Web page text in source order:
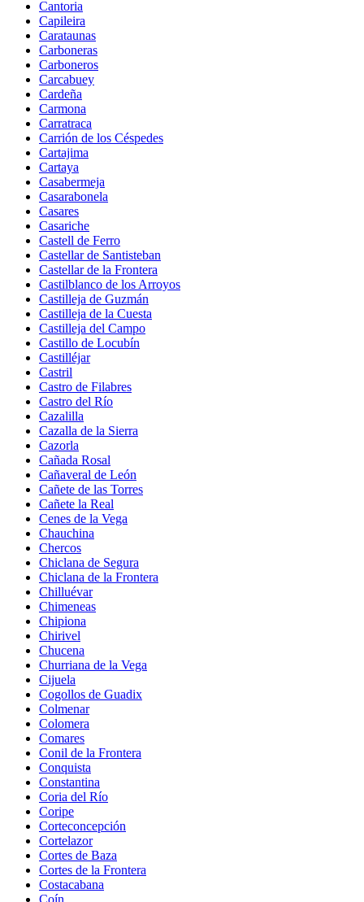
Cantoria
Capileira
Carataunas
Carboneras
Carboneros
Carcabuey
Cardeña
Carmona
Carratraca
Carrión de los Céspedes
Cartajima
Cartaya
Casabermeja
Casarabonela
Casares
Casariche
Castell de Ferro
Castellar de Santisteban
Castellar de la Frontera
Castilblanco de los Arroyos
Castilleja de Guzmán
Castilleja de la Cuesta
Castilleja del Campo
Castillo de Locubín
Castilléjar
Castril
Castro de Filabres
Castro del Río
Cazalilla
Cazalla de la Sierra
Cazorla
Cañada Rosal
Cañaveral de León
Cañete de las Torres
Cañete la Real
Cenes de la Vega
Chauchina
Chercos
Chiclana de Segura
Chiclana de la Frontera
Chilluévar
Chimeneas
Chipiona
Chirivel
Chucena
Churriana de la Vega
Cijuela
Cogollos de Guadix
Colmenar
Colomera
Comares
Conil de la Frontera
Conquista
Constantina
Coria del Río
Coripe
Corteconcepción
Cortelazor
Cortes de Baza
Cortes de la Frontera
Costacabana
Coín